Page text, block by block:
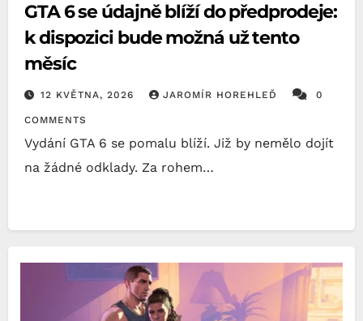
GTA 6 se údajně blíží do předprodeje:
k dispozici bude možná už tento
měsíc
12 KVĚTNA, 2026 JAROMÍR HOREHLEĎ 0
COMMENTS
Vydání GTA 6 se pomalu blíží. Již by nemělo dojít
na žádné odklady. Za rohem…